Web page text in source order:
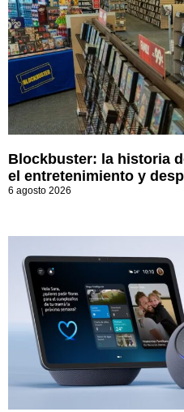
Blockbuster: la historia
el entretenimiento y
6 agosto 2026